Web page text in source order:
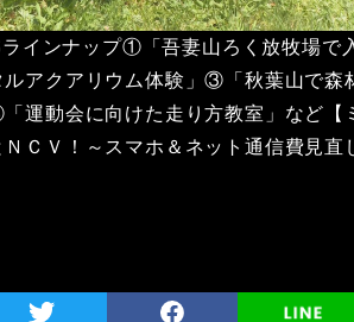
インナップ①「吾妻山ろく放牧場で
アクアリウム体験」③「秋葉山で森
運動会に向けた走り方教室」など【
ＣＶ！～スマホ＆ネット通信費見直